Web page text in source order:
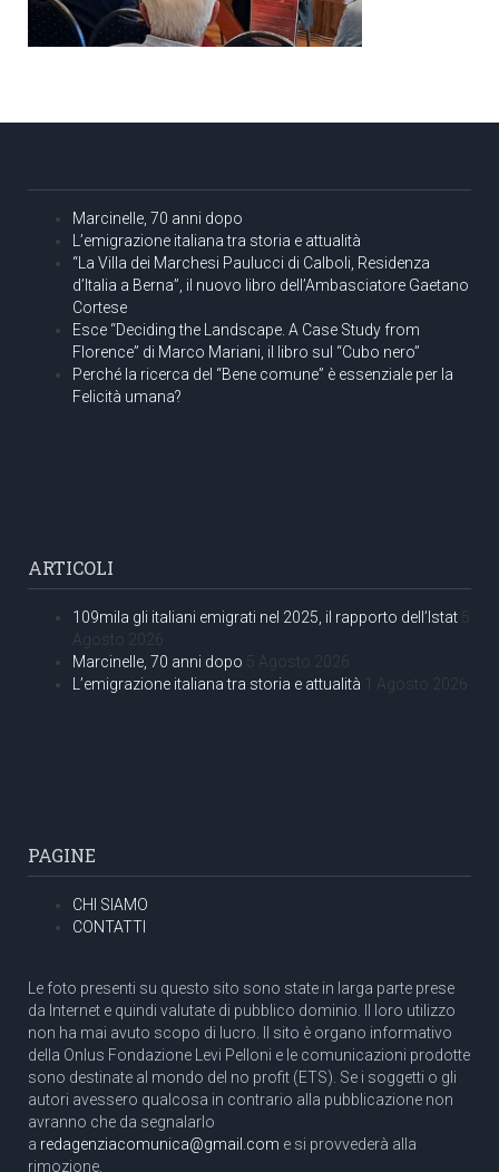
Marcinelle, 70 anni dopo
L’emigrazione italiana tra storia e attualità
“La Villa dei Marchesi Paulucci di Calboli, Residenza
d’Italia a Berna”, il nuovo libro dell’Ambasciatore Gaetano
Cortese
Esce “Deciding the Landscape. A Case Study from
Florence” di Marco Mariani, il libro sul “Cubo nero”
Perché la ricerca del “Bene comune” è essenziale per la
Felicità umana?
ARTICOLI
109mila gli italiani emigrati nel 2025, il rapporto dell’Istat 5
Agosto 2026
Marcinelle, 70 anni dopo 5 Agosto 2026
L’emigrazione italiana tra storia e attualità 1 Agosto 2026
PAGINE
CHI SIAMO
CONTATTI
Le foto presenti su questo sito sono state in larga parte prese
da Internet e quindi valutate di pubblico dominio. Il loro utilizzo
non ha mai avuto scopo di lucro. Il sito è organo informativo
della Onlus Fondazione Levi Pelloni e le comunicazioni prodotte
sono destinate al mondo del no profit (ETS). Se i soggetti o gli
autori avessero qualcosa in contrario alla pubblicazione non
avranno che da segnalarlo
a redagenziacomunica@gmail.com e si provvederà alla
rimozione.